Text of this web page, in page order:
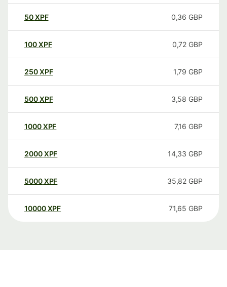
50XPF 0,36 GBP
100XPF 0,72 GBP
250XPF 1,79 GBP
500XPF 3,58 GBP
1000XPF 7,16 GBP
2000XPF 14,33 GBP
5000XPF 35,82 GBP
10000 XPF 71,65 GBP